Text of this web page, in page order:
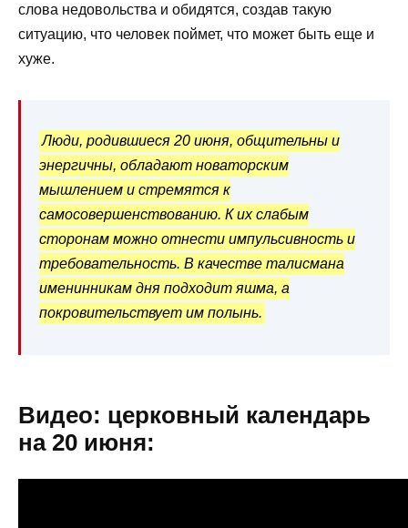
слова недовольства и обидятся, создав такую
ситуацию, что человек поймет, что может быть еще и
хуже.
Люди, родившиеся 20 июня, общительны и
энергичны, обладают новаторским
мышлением и стремятся к
самосовершенствованию. К их слабым
сторонам можно отнести импульсивность и
требовательность. В качестве талисмана
именинникам дня подходит яшма, а
покровительствует им полынь.
Видео: церковный календарь
на 20 июня: